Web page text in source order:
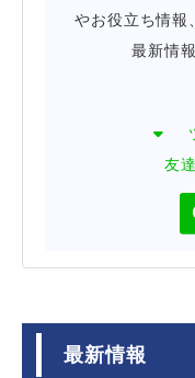
やお役立ち情報
最新情
友
最新情報